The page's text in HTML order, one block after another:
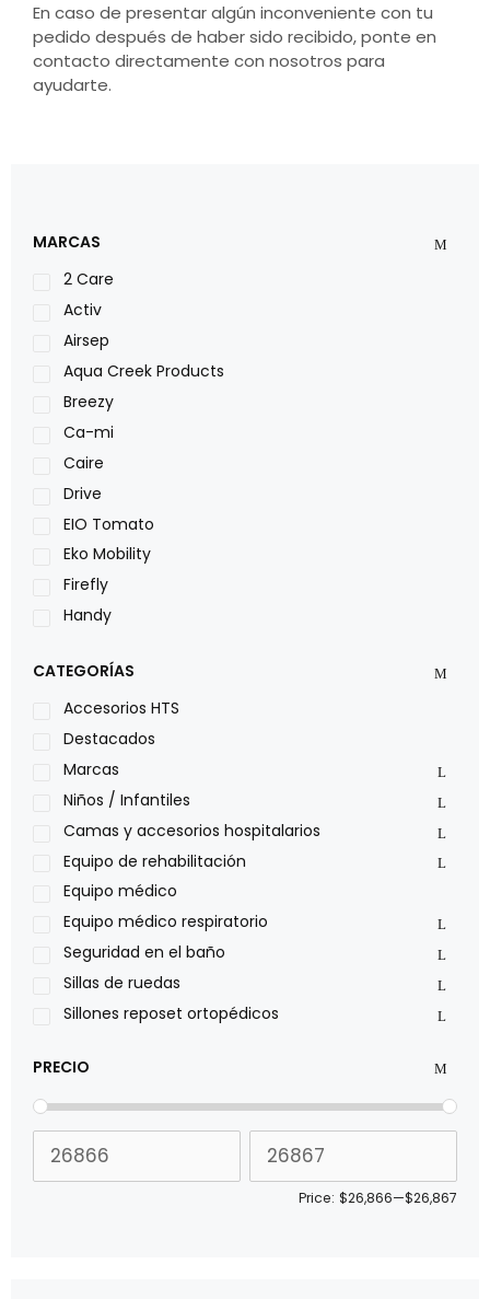
En caso de presentar algún inconveniente con tu
pedido después de haber sido recibido, ponte en
contacto directamente con nosotros para
ayudarte.
MARCAS
2 Care
Activ
Airsep
Aqua Creek Products
Breezy
Ca-mi
Caire
Drive
EIO Tomato
Eko Mobility
Firefly
Handy
Leggero
Lumex
Medical Store
Nidek
Oxiplus
Philips
Pride
Roho
Sillas de ruedas Everest Jennings
Stealth products
Xiehe Medical
CATEGORÍAS
Accesorios HTS
Destacados
Marcas
Niños / Infantiles
Camas y accesorios hospitalarios
Equipo de rehabilitación
Equipo médico
Equipo médico respiratorio
Seguridad en el baño
Sillas de ruedas
Sillones reposet ortopédicos
PRECIO
Price: $26,866—$26,867